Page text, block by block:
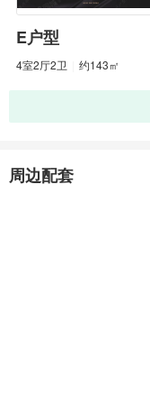
E户型
4室2厅2卫 约143㎡
周边配套